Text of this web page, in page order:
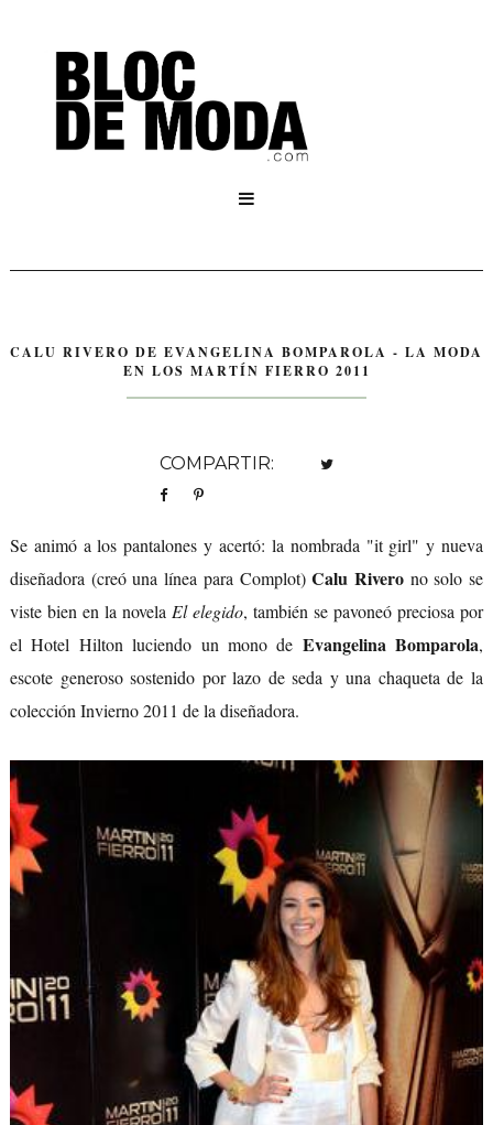

CALU RIVERO DE EVANGELINA BOMPAROLA - LA MODA
EN LOS MARTÍN FIERRO 2011
COMPARTIR:
Se animó a los pantalones y acertó: la nombrada "it girl" y nueva
diseñadora (creó una línea para Complot)Calu Riverono solo se
viste bien en la novela El elegido, también se pavoneó preciosa por
el Hotel Hilton luciendo un mono de Evangelina Bomparola,
escote generoso sostenido por lazo de seda y una chaqueta de la
colección Invierno 2011 de la diseñadora.